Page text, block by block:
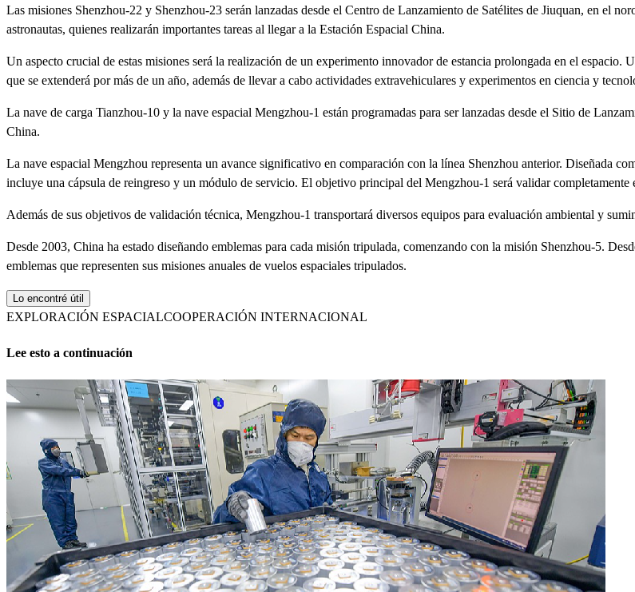
Las misiones Shenzhou-22 y Shenzhou-23 serán lanzadas desde el Centro de Lanzamiento de Satélites de Jiuquan, en el
astronautas, quienes realizarán importantes tareas al llegar a la Estación Espacial China.
Un aspecto crucial de estas misiones será la realización de un experimento innovador de estancia prolongada en el
que se extenderá por más de un año, además de llevar a cabo actividades extravehiculares y experimentos en ciencia y
La nave de carga Tianzhou-10 y la nave espacial Mengzhou-1 están programadas para ser lanzadas desde el Sitio de
China.
La nave espacial Mengzhou representa un avance significativo en comparación con la línea Shenzhou anterior. Diseñada
incluye una cápsula de reingreso y un módulo de servicio. El objetivo principal del Mengzhou-1 será validar completamente
Además de sus objetivos de validación técnica, Mengzhou-1 transportará diversos equipos para evaluación ambiental y
Desde 2003, China ha estado diseñando emblemas para cada misión tripulada, comenzando con la misión Shenzhou-5.
emblemas que representen sus misiones anuales de vuelos espaciales tripulados.
Lo encontré útil
EXPLORACIÓN ESPACIALCOOPERACIÓN INTERNACIONAL
Lee esto a continuación